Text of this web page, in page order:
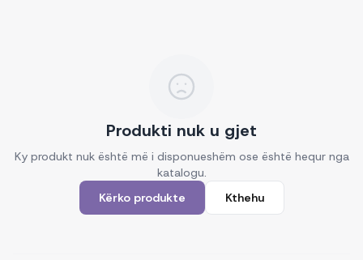
Produkti nuk u gjet
Ky produkt nuk është më i disponueshëm ose është hequr nga
katalogu.
Kërko produkte
Kthehu